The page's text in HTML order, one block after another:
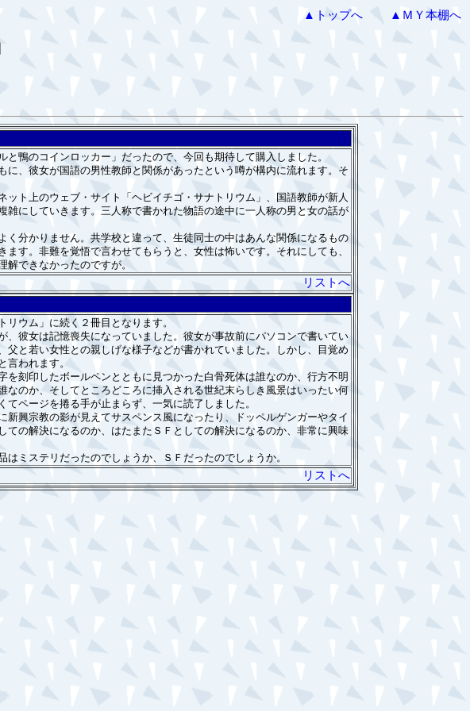
▲トップへ ▲ＭＹ本棚へ
鴨のコインロッカー」だったので、今回も期待して購入しました。
、彼女が国語の男性教師と関係があったという噂が構内に流れます。そ
ト上のウェブ・サイト「ヘビイチゴ・サナトリウム」、国語教師が新人
にしていきます。三人称で書かれた物語の途中に一人称の男と女の話が
分かりません。共学校と違って、生徒同士の中はあんな関係になるもの
す。非難を覚悟で言わせてもらうと、女性は怖いです。それにしても、
できなかったのですが。
リストへ
ウム」に続く２冊目となります。
彼女は記憶喪失になっていました。彼女が事故前にパソコンで書いてい
と若い女性との親しげな様子などが書かれていました。しかし、目覚め
われます。
刻印したボールペンとともに見つかった白骨死体は誰なのか、行方不明
のか、そしてところどころに挿入される世紀末らしき風景はいったい何
ページを捲る手が止まらず、一気に読了しました。
興宗教の影が見えてサスペンス風になったり、ドッペルゲンガーやタイ
の解決になるのか、はたまたＳＦとしての解決になるのか、非常に興味
ミステリだったのでしょうか、ＳＦだったのでしょうか。
リストへ